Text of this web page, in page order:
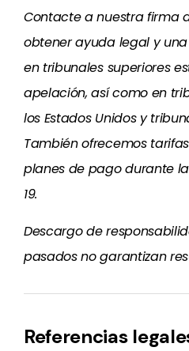
Contacte a nuestra firma
obtener ayuda legal y
en tribunales superiores
apelación, así como en
los Estados Unidos y
También ofrecemos
planes de pago durante
19.
Descargo de
pasados no garantizan
Referencias